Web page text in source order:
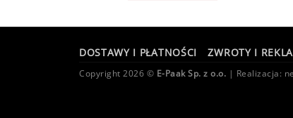
DOSTAWY I PŁATNOŚCI ZWROTY I
Copyright 2026 © E-Paak Sp. z o.o. | Realizacja: